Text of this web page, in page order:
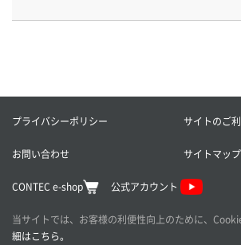
プライバシーポリシー サイトのご
お問い合わせ サイトマップ
CONTEC e-shop 公式アカウント
当サイトでは、お客様の利便性向上のために、
細はこちら。